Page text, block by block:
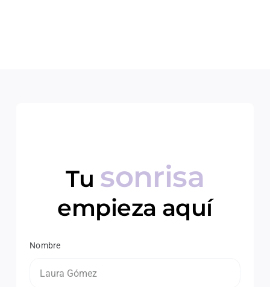
Tu sonrisa
empieza aquí
Nombre